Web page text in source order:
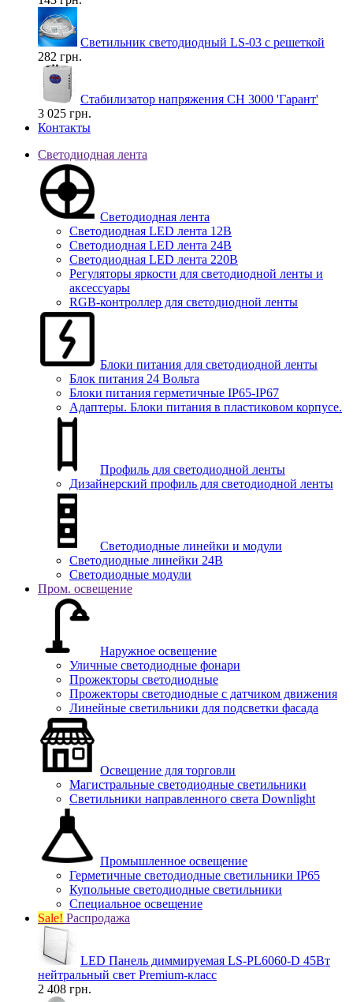
Светильник светодиодный LS-03 с решеткой
282 грн.
Стабилизатор напряжения СН 3000 'Гарант'
3 025 грн.
Контакты
Светодиодная лента
Светодиодная лента
Светодиодная LED лента 12В
Светодиодная LED лента 24В
Светодиодная LED лента 220В
Регуляторы яркости для светодиодной ленты и
аксессуары
RGB-контроллер для светодиодной ленты
Блоки питания для светодиодной ленты
Блок питания 24 Вольта
Блоки питания герметичные IP65-IP67
Адаптеры. Блоки питания в пластиковом корпусе.
Профиль для светодиодной ленты
Дизайнерский профиль для светодиодной ленты
Светодиодные линейки и модули
Светодиодные линейки 24В
Светодиодные модули
Пром. освещение
Наружное освещение
Уличные светодиодные фонари
Прожекторы светодиодные
Прожекторы светодиодные с датчиком движения
Линейные светильники для подсветки фасада
Освещение для торговли
Магистральные светодиодные светильники
Светильники направленного света Downlight
Промышленное освещение
Герметичные светодиодные светильники IP65
Купольные светодиодные светильники
Специальное освещение
Sale! Распродажа
LED Панель диммируемая LS-PL6060-D 45Вт
нейтральный свет Premium-класс
2 408 грн.